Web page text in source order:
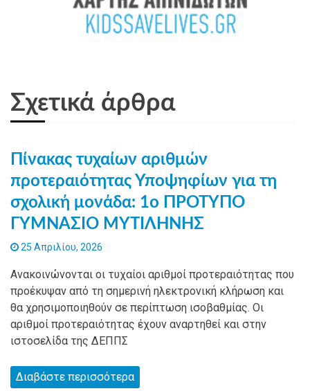
Σχετικά άρθρα
Πίνακας τυχαίων αριθμών
προτεραιότητας Υποψηφίων για τη
σχολική μονάδα: 1ο ΠΡΟΤΥΠΟ
ΓΥΜΝΑΣΙΟ ΜΥΤΙΛΗΝΗΣ
25 Απριλίου, 2026
Ανακοινώνονται οι τυχαίοι αριθμοί προτεραιότητας που
προέκυψαν από τη σημερινή ηλεκτρονική κλήρωση και
θα χρησιμοποιηθούν σε περίπτωση ισοβαθμίας. Οι
αριθμοί προτεραιότητας έχουν αναρτηθεί και στην
ιστοσελίδα της ΔΕΠΠΣ
Διαβάστε περισσότερα